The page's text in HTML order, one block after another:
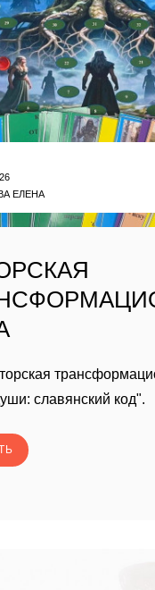
ЕЛЕНА
славянский код".